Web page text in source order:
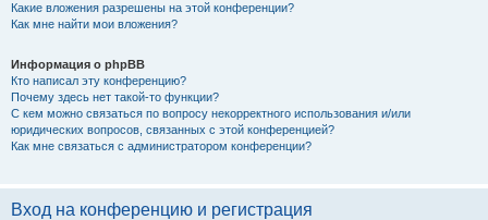
Какие вложения разрешены на этой конференции?
Как мне найти мои вложения?
Информация о phpBB
Кто написал эту конференцию?
Почему здесь нет такой-то функции?
С кем можно связаться по вопросу некорректного использования и/или
юридических вопросов, связанных с этой конференцией?
Как мне связаться с администратором конференции?
Вход на конференцию и регистрация